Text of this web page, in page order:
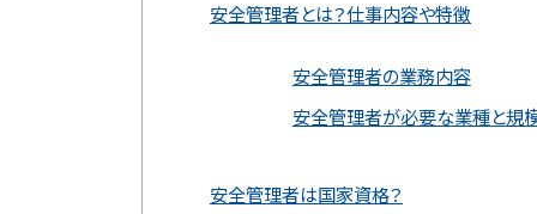
安全管理者とは？仕事内容や特徴
安全管理者の業務内容
安全管理者が必要な業種と規
安全管理者は国家資格？